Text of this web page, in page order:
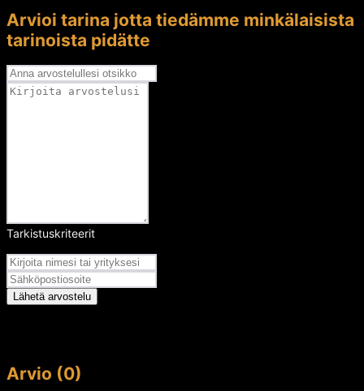
Arvioi tarina jotta tiedämme minkälaisista
tarinoista pidätte
Tarkistuskriteerit
Lähetä arvostelu
Arvio (0)